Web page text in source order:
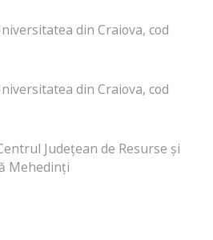
din Craiova, cod
din Craiova, cod
Județean de Resurse și
Mehedinți